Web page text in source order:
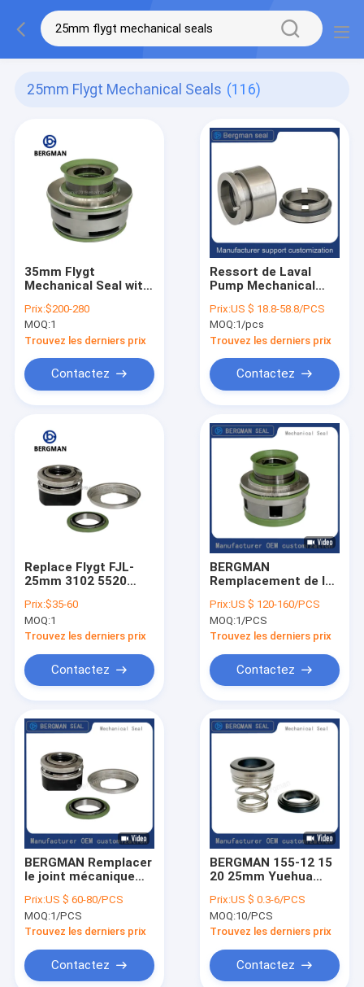
25mm Flygt Mechanical Seals (116)
35mm Flygt
Mechanical Seal with
for Flygt Pump
ISO9001-2015
Certified
Prix:$200-280
MOQ:1
Trouvez les derniers prix
Contactez
Ressort de Laval
Pump Mechanical
ZB 25mm pour des
pompes de Grindes
Prix:US $ 18.8-58.8/PCS
MOQ:1/pcs
Trouvez les derniers prix
Contactez
Replace Flygt FJL-
25mm 3102 5520
Seal with 25mm
VITON FPM Lower
Seal
Prix:$35-60
MOQ:1
Trouvez les derniers prix
Contactez
BERGMAN
Remplacement de la
de pompe Flygt
7698733 FS-25mm
Prix:US $ 120-160/PCS
MOQ:1/PCS
Trouvez les derniers prix
Contactez
BERGMAN Remplacer
le joint mécanique
inférieure de la
pompe FJUN-25mm
3102 5520
Prix:US $ 60-80/PCS
MOQ:1/PCS
Trouvez les derniers prix
Contactez
BERGMAN 155-12 15
20 25mm Yuehua
inoxydable joint
mécanique
Prix:US $ 0.3-6/PCS
MOQ:10/PCS
Trouvez les derniers prix
Contactez